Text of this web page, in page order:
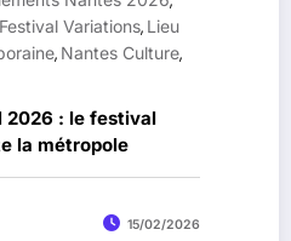
Festival Variations, Lieu
, Nantes Culture,
2026 : le festival
la métropole
15/02/2026